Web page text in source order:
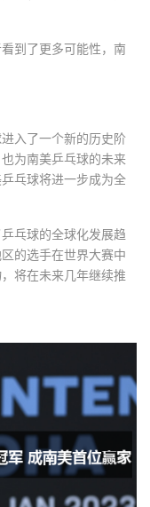
到了更多可能性，南
入了一个新的历史阶
为南美乒乓球的未来
乓球将进一步成为全
乓球的全球化发展趋
的选手在世界大赛中
将在未来几年继续推